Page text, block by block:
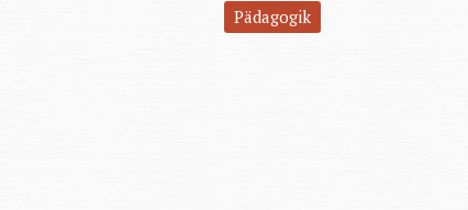
Pädagogik